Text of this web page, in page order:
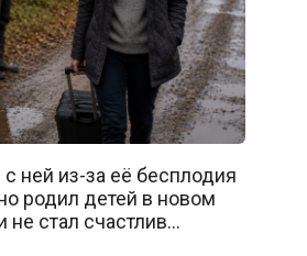
ней из-за её бесплодия
родил детей в новом
не стал счастлив…